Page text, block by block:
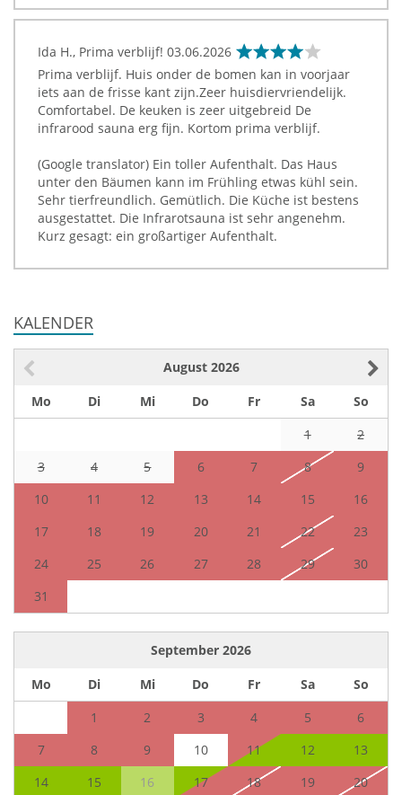
Ida H., Prima verblijf! 03.06.2026
Prima verblijf. Huis onder de bomen kan in voorjaar
iets aan de frisse kant zijn.Zeer huisdiervriendelijk.
Comfortabel. De keuken is zeer uitgebreid De
infrarood sauna erg fijn. Kortom prima verblijf.
(Google translator) Ein toller Aufenthalt. Das Haus
unter den Bäumen kann im Frühling etwas kühl sein.
Sehr tierfreundlich. Gemütlich. Die Küche ist bestens
ausgestattet. Die Infrarotsauna ist sehr angenehm.
Kurz gesagt: ein großartiger Aufenthalt.
KALENDER
August 2026
Mo
Di Mi Do Fr Sa
So
1
2
3
4 5 6 7 8
9
10
11 12 13 14 15
16
17
18 19 20 21 22
23
24
25 26 27 28 29
30
31
September 2026
Mo
Di Mi Do Fr Sa
So
1
2 3 4 5
6
7
8 9 10 11 12
13
14
15 16 17 18 19
20